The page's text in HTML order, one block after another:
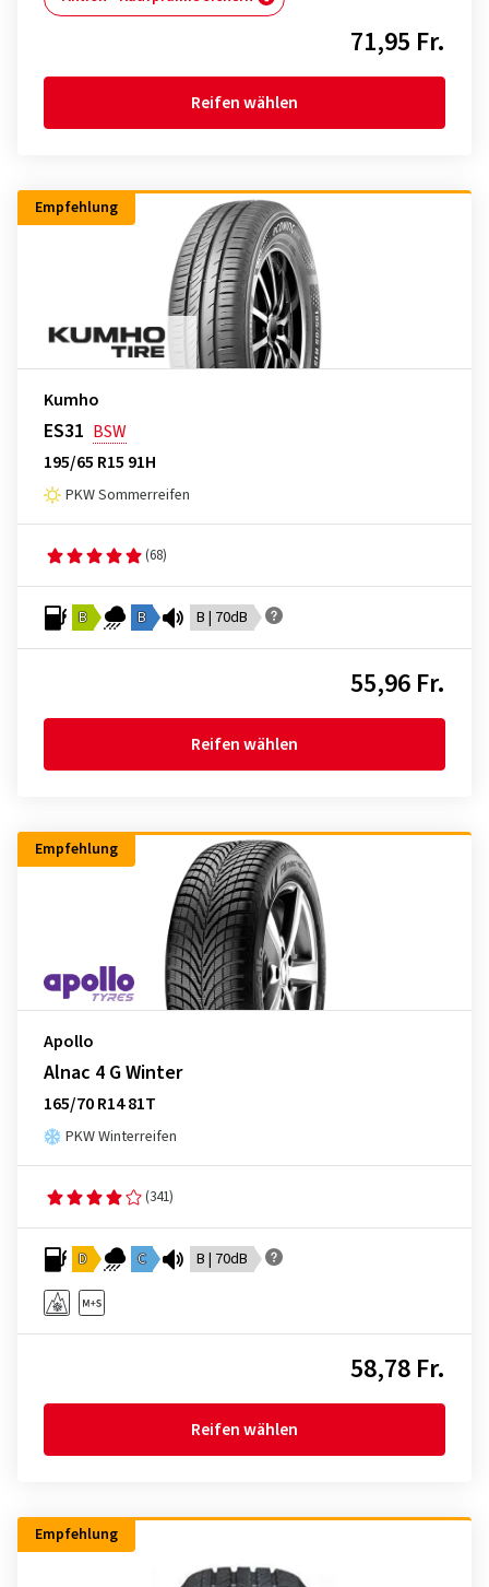
71,95 Fr.
Reifen wählen
Empfehlung
Kumho
ES31 BSW
195/65 R15 91H
PKW Sommerreifen
(68)
B B B | 70dB
55,96 Fr.
Reifen wählen
Empfehlung
Apollo
Alnac 4 G Winter
165/70 R14 81T
PKW Winterreifen
(341)
D C B | 70dB
58,78 Fr.
Reifen wählen
Empfehlung